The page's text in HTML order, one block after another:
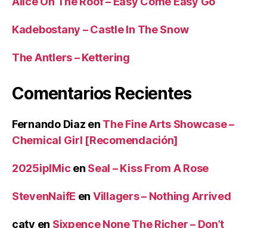
Kadebostany – Castle In The Snow
The Antlers – Kettering
Comentarios Recientes
Fernando Diaz en The Fine Arts Showcase –
Chemical Girl [Recomendación]
2025iplMic en Seal – Kiss From A Rose
StevenNaifE en Villagers – Nothing Arrived
caty en Sixpence None The Richer – Don’t